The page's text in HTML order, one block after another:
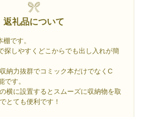
返礼品について
です。
探しやすくどこからでも出し入れが簡
納力抜群でコミック本だけでなくC
です。
横に設置するとスムーズに収納物を取
とても便利です！